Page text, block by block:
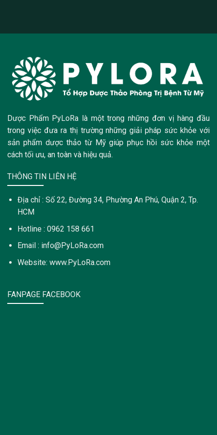
Dược Phẩm PyLoRa là một trong những đơn vị hàng đầu
trong việc đưa ra thị trường những giải pháp sức khỏe với
sản phẩm dược thảo từ Mỹ giúp phục hồi sức khỏe một
cách tối ưu, an toàn và hiệu quả.
THÔNG TIN LIÊN HỆ
Địa chỉ : Số 22, Đường 34, Phường An Phú, Quận 2, Tp.
HCM
Hotline : 0962 158 661
Email : info@PyLoRa.com
Website: www.PyLoRa.com
FANPAGE FACEBOOK